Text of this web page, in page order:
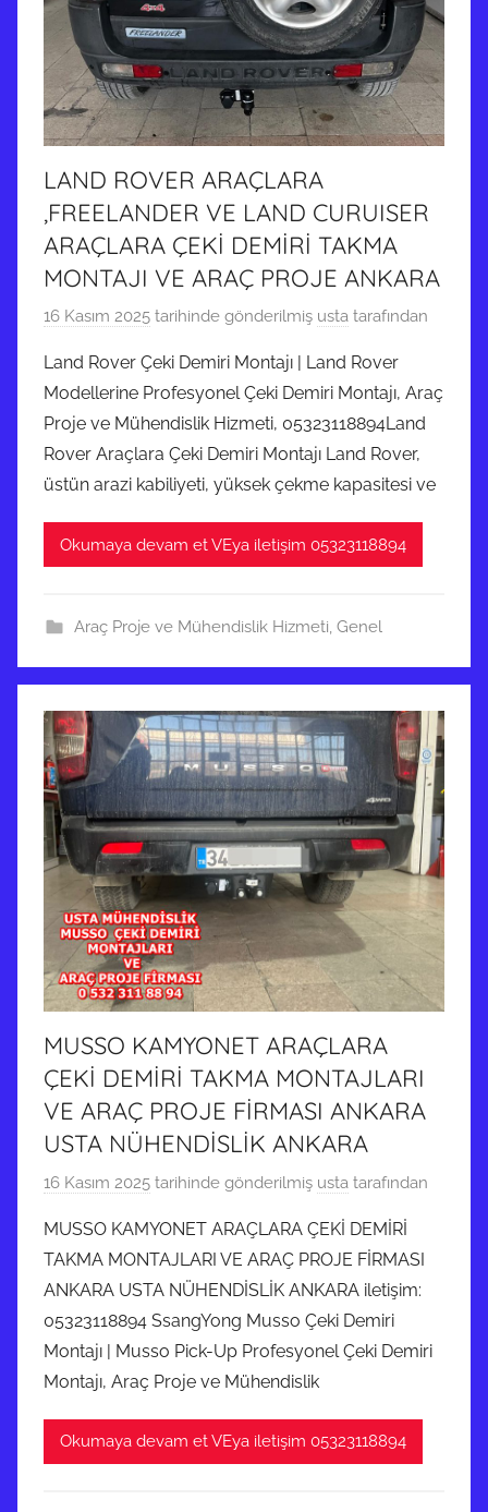
LAND ROVER ARAÇLARA
,FREELANDER VE LAND CURUISER
ARAÇLARA ÇEKİ DEMİRİ TAKMA
MONTAJI VE ARAÇ PROJE ANKARA
16 Kasım 2025 tarihinde gönderilmiş usta tarafından
Land Rover Çeki Demiri Montajı | Land Rover
Modellerine Profesyonel Çeki Demiri Montajı, Araç
Proje ve Mühendislik Hizmeti, 05323118894Land
Rover Araçlara Çeki Demiri Montajı Land Rover,
üstün arazi kabiliyeti, yüksek çekme kapasitesi ve
Okumaya devam et VEya iletişim 05323118894
Araç Proje ve Mühendislik Hizmeti, Genel
MUSSO KAMYONET ARAÇLARA
ÇEKİ DEMİRİ TAKMA MONTAJLARI
VE ARAÇ PROJE FİRMASI ANKARA
USTA NÜHENDİSLİK ANKARA
16 Kasım 2025 tarihinde gönderilmiş usta tarafından
MUSSO KAMYONET ARAÇLARA ÇEKİ DEMİRİ
TAKMA MONTAJLARI VE ARAÇ PROJE FİRMASI
ANKARA USTA NÜHENDİSLİK ANKARA iletişim:
05323118894 SsangYong Musso Çeki Demiri
Montajı | Musso Pick-Up Profesyonel Çeki Demiri
Montajı, Araç Proje ve Mühendislik
Okumaya devam et VEya iletişim 05323118894